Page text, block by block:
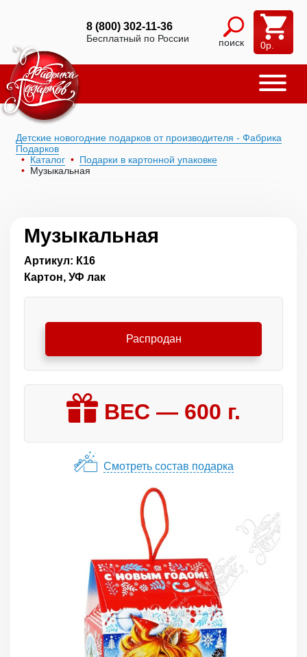
8 (800) 302-11-36
Бесплатный по России поиск 0р.
Детские новогодние подарков от производителя - Фабрика
Подарков
Каталог
Подарки в картонной упаковке
Музыкальная
Музыкальная
Артикул: К16
Картон, УФ лак
Распродан
ВЕС — 600 г.
Смотреть состав подарка